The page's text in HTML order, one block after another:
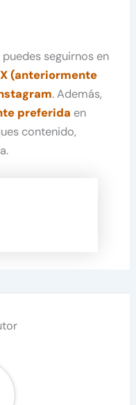
seguirnos en
X (anteriormente
. Además,
preferida en
contenido,